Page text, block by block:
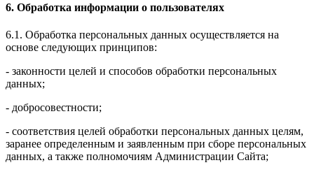
6. Обработка информации о пользователях
6.1. Обработка персональных данных осуществляется на
основе следующих принципов:
- законности целей и способов обработки персональных
данных;
- добросовестности;
- соответствия целей обработки персональных данных целям,
заранее определенным и заявленным при сборе персональных
данных, а также полномочиям Администрации Сайта;